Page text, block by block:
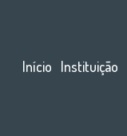
Início Instituição